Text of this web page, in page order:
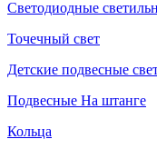
Светодиодные
Точечный свет
Детские подвесные
Подвесные На штанге
Кольца